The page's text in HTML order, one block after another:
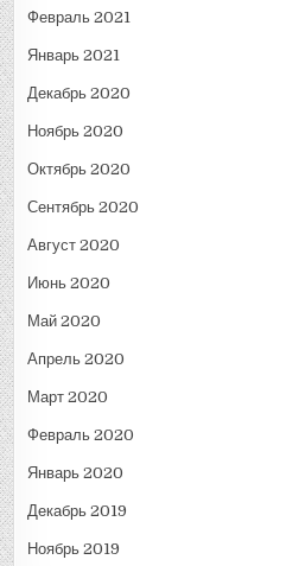
Февраль 2021
Январь 2021
Декабрь 2020
Ноябрь 2020
Октябрь 2020
Сентябрь 2020
Август 2020
Июнь 2020
Май 2020
Апрель 2020
Март 2020
Февраль 2020
Январь 2020
Декабрь 2019
Ноябрь 2019